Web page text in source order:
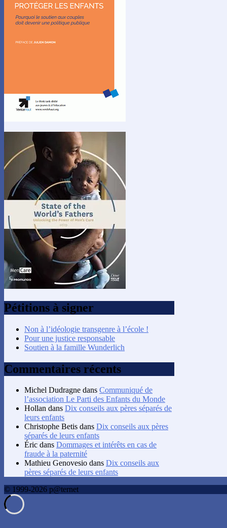
Pétitions à signer
Non à l’idéologie transgenre à l’école !
Pour une justice responsable
Soutien à la famille Wunderlich
Commentaires récents
Michel Dudragne dans Communiqué de
l’association Le Parti des Enfants du Monde
Hollan dans Dix conseils aux pères séparés de
leurs enfants
Christophe Betis dans Dix conseils aux pères
séparés de leurs enfants
Éric dans Dommages et intérêts en cas de
fraude à la paternité
Mathieu Genovesio dans Dix conseils aux
pères séparés de leurs enfants
© 1999-2026 p@ternet